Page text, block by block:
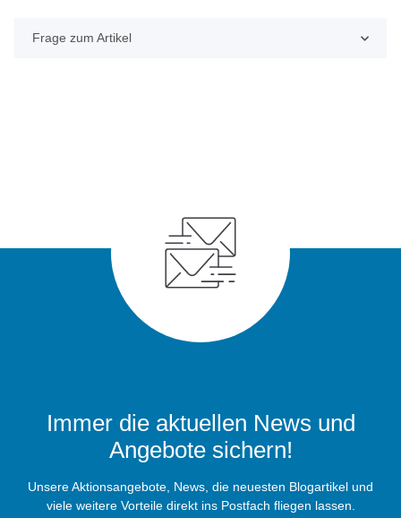
Frage zum Artikel
Immer die aktuellen News und
Angebote sichern!
Unsere Aktionsangebote, News, die neuesten Blogartikel und
viele weitere Vorteile direkt ins Postfach fliegen lassen.